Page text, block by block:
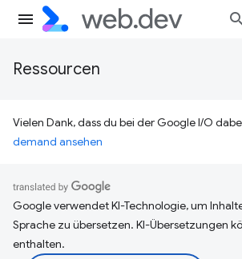
Ressourcen
Vielen Dank, dass du bei der Google I/O
demand ansehen
Google verwendet KI-Technologie, um
Sprache zu übersetzen. KI-Übersetzungen
enthalten.